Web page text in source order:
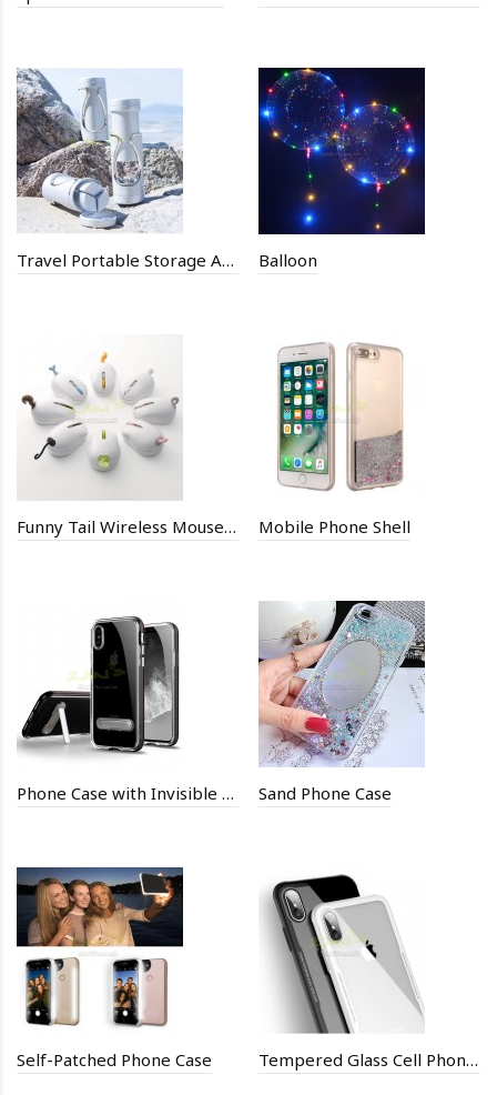
Travel Portable Storage Artifact Bottle Balloon
Funny Tail Wireless Mouse Mice Mobile Phone Shell
Phone Case with Invisible Holder Sand Phone Case
Self-Patched Phone Case Tempered Glass Cell Phone Back Cover